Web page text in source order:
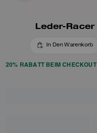
Leder-Racer
In Den Warenkorb
20% RABATT BEIM CHECKOUT